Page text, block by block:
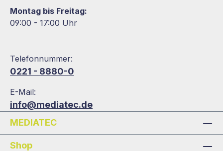
Montag bis Freitag:
09:00 - 17:00 Uhr
Telefonnummer:
0221 - 8880-0
E-Mail:
info@mediatec.de
MEDIATEC
Shop